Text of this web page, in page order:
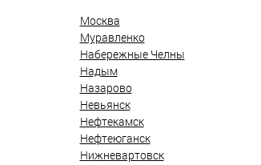
Москва
Муравленко
Набережные Челны
Надым
Назарово
Невьянск
Нефтекамск
Нефтеюганск
Нижневартовск